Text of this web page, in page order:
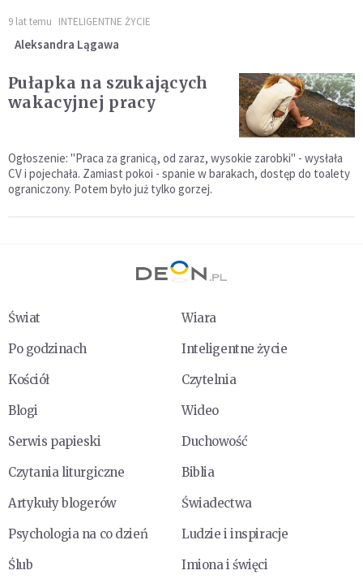
9 lat temu INTELIGENTNE ŻYCIE
Aleksandra Lągawa
Pułapka na szukających
wakacyjnej pracy
Ogłoszenie: "Praca za granicą, od zaraz, wysokie zarobki" - wysłała
CV i pojechała. Zamiast pokoi - spanie w barakach, dostęp do toalety
ograniczony. Potem było już tylko gorzej.
Świat
Wiara
Po godzinach
Inteligentne życie
Kościół
Czytelnia
Blogi
Wideo
Serwis papieski
Duchowość
Czytania liturgiczne
Biblia
Artykuły blogerów
Świadectwa
Psychologia na co dzień
Ludzie i inspiracje
Ślub
Imiona i święci